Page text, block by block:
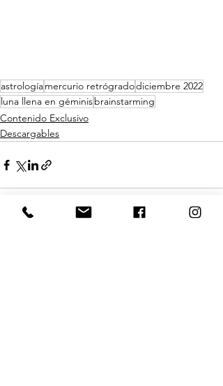
astrologíamercurio retrógradodiciembre 2022
luna llena en géminisbrainstarming
Contenido Exclusivo
Descargables